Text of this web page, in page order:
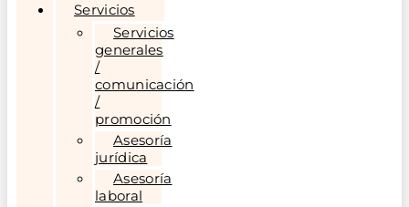
Servicios
Servicios
generales
/
comunicación
/
promoción
Asesoría
jurídica
Asesoría
laboral